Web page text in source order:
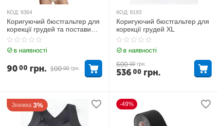
КОД: 9364
Коригуючий бюстгальтер для
корекції грудей та постави
Чорний ХL
в наявності
100 00 грн.
9000 грн.
КОД: 8193
Коригуючий бюстгальтер для
корекції грудей ХL
в наявності
600 00 грн.
53600 грн.
Знижка 3% -49%